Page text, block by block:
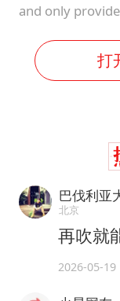
and only
打
巴伐利亚
北京
再吹就
2026-05-19